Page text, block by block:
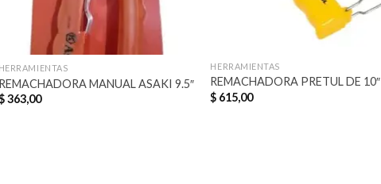
HERRAMIENTAS
REMACHADORA MANUAL ASAKI 9.5″
363,00
HERRAMIENTAS
REMACHADORA PRETUL DE 10″
$ 615,00